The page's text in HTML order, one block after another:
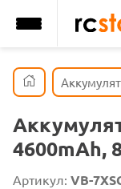
4600mAh,
Артикул: VB-